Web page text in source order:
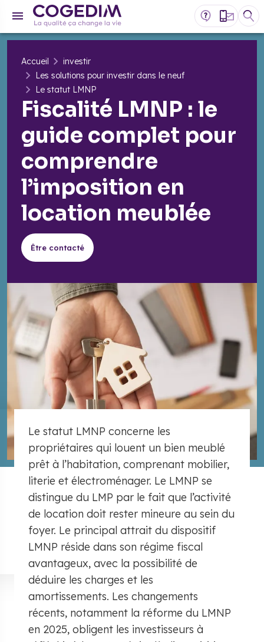
Accueil
investir
Les solutions pour investir dans le neuf
Le statut LMNP
​Fiscalité LMNP : le
guide complet pour
comprendre
l’imposition en
location meublée
Être contacté
Le statut LMNP concerne les
propriétaires qui louent un bien meublé
prêt à l’habitation, comprenant mobilier,
literie et électroménager. Le LMNP se
distingue du LMP par le fait que l’activité
de location doit rester mineure au sein du
foyer. Le principal attrait du dispositif
LMNP réside dans son régime fiscal
avantageux, avec la possibilité de
déduire les charges et les
amortissements. Les changements
récents, notamment la réforme du LMNP
en 2025, obligent les investisseurs à